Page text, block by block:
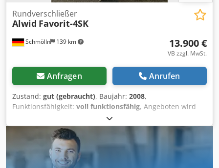
Schmölln 139 km
Rundverschließer
Alwid Favorit-4SK
13.900 €
VB zzgl. MwSt.
Anfragen Anrufen
Zustand: gut (gebraucht), Baujahr: 2008,
Funktionsfähigkeit: voll funktionsfähig, Angeboten wird
ein vollautomatischer Rundverschließer der Firma ALWID
vom Typ FAVORIT 4SK Die Details zur Maschine: -
Edelstahlausführung (Rahmen, Verkleidung, etc.) -
vollautomatische Verschlusssortierung und
Verschlusszuführung - 4 Verschraubköpfe mit